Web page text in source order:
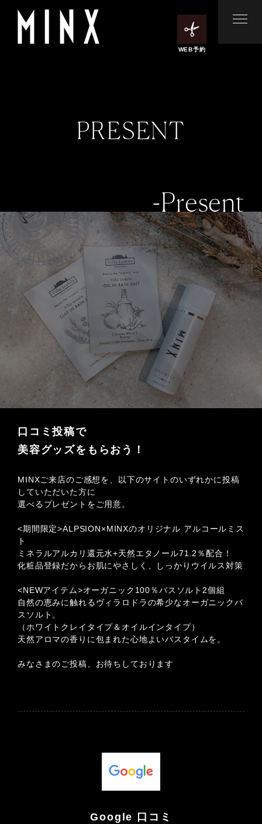
WEB予約
PRESENT
-Present
口コミ投稿で
美容グッズをもらおう！
MINXご来店のご感想を、以下のサイトのいずれかに投稿
していただいた方に
選べるプレゼントをご用意。
<期間限定>ALPSION×MINXのオリジナル アルコールミス
ト
ミネラルアルカリ還元水+天然エタノール71.2％配合！
化粧品登録だからお肌にやさしく、しっかりウイルス対策
<NEWアイテム>オーガニック100％バスソルト2個組
自然の恵みに触れるヴィラロドラの希少なオーガニックバ
スソルト。
（ホワイトクレイタイプ＆オイルインタイプ）
天然アロマの香りに包まれた心地よいバスタイムを。
みなさまのご投稿、お待ちしております
Google 口コミ